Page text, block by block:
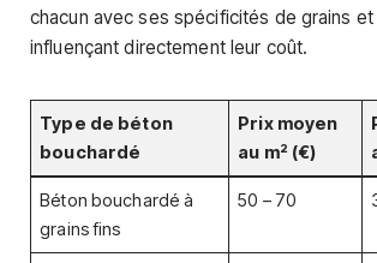
chacun avec ses spécificités de grains et
influençant directement leur coût.
Type de béton
bouchardé
Prix moyen
au m² (€)
Béton bouchardé à
grains fins
50 – 70